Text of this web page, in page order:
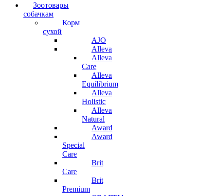
Зоотовары
собачкам
Корм
сухой
AJO
Alleva
Alleva
Care
Alleva
Equilibrium
Alleva
Holistic
Alleva
Natural
Award
Award
Special
Care
Brit
Care
Brit
Premium